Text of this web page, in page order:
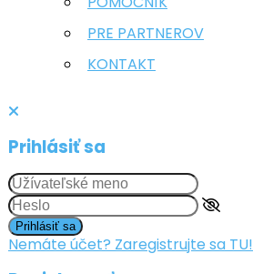
PRE PARTNEROV
KONTAKT
Prihlásiť sa
Prihlásiť sa
Nemáte účet? Zaregistrujte sa TU!